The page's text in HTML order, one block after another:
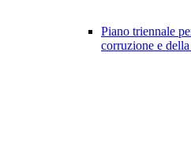
Piano triennale
corruzione e della